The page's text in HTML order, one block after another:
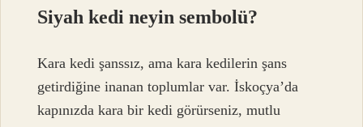
Siyah kedi neyin sembolü?
Kara kedi şanssız, ama kara kedilerin şans
getirdiğine inanan toplumlar var. İskoçya’da
kapınızda kara bir kedi görürseniz, mutlu